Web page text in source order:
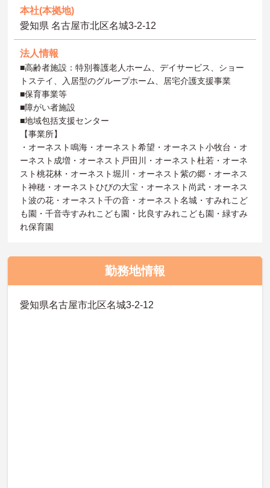
本社(本拠地)
愛知県 名古屋市北区名城3-2-12
法人情報
■高齢者施設：特別養護老人ホーム、デイサービス、ショー
トステイ、入居型のグループホーム、居宅介護支援事業
■保育事業等
■障がい者施設
■地域包括支援センター
【事業所】
・オーネスト鳴海・オーネスト希望・オーネスト小牧台・オ
ーネスト成増・オーネスト戸田川・オーネスト杜若・オーネ
スト桃花林・オーネスト堀川・オーネスト紫の郷・オーネス
ト神穂・オーネストひびの大宝・オーネスト尚武・オーネス
ト波の花・オーネスト千の音・オーネスト名城・すみれこど
も園・千音寺すみれこども園・比良すみれこども園・緑すみ
れ保育園
勤務地情報
愛知県名古屋市北区名城3-2-12